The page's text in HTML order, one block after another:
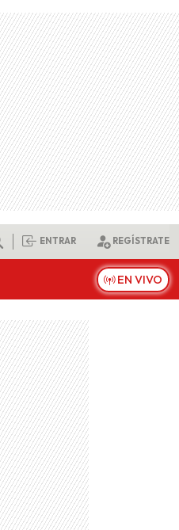
ENTRAR REGÍSTRATE
EN VIVO